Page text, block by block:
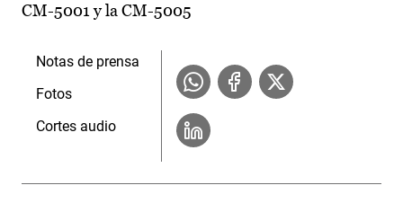
CM-5001 y la CM-5005
Notas de prensa
Fotos
Cortes audio